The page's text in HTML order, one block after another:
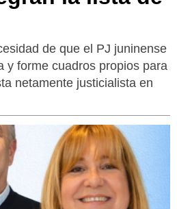
de que el PJ juninense
y forme cuadros propios para
netamente justicialista en